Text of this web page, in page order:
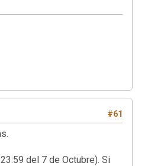
#61
del 7 de Octubre). Si